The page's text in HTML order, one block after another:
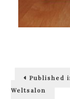
Published
Weltsalon